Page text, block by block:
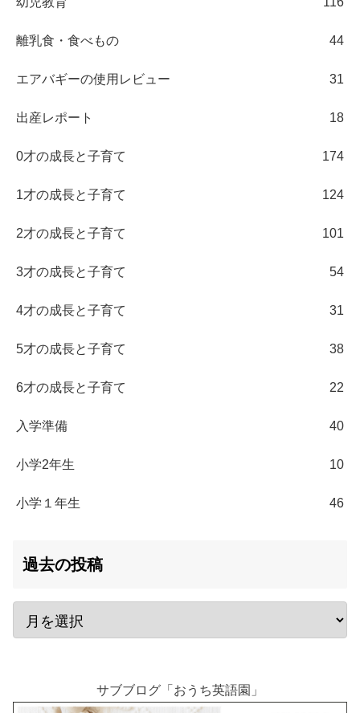
離乳食・食べもの 44
エアバギーの使用レビュー 31
出産レポート 18
0才の成長と子育て 174
1才の成長と子育て 124
2才の成長と子育て 101
3才の成長と子育て 54
4才の成長と子育て 31
5才の成長と子育て 38
6才の成長と子育て 22
入学準備 40
小学2年生 10
小学１年生 46
過去の投稿
サブブログ「おうち英語園」